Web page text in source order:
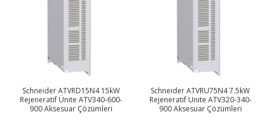
Schneider ATVRD15N4 15kW
Rejeneratif Ünite ATV340-600-
900 Aksesuar Çözümleri
Schneider ATVRU75N4 7.5kW
Rejeneratif Unite ATV320-340-
900 Aksesuar Çözümleri